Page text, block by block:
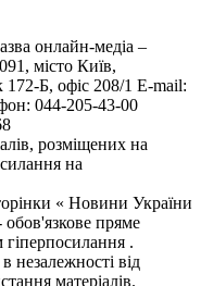
онлайн-медіа –
місто Київ,
Б, офіс 208/1 E-mail:
044-205-43-00
розміщених на
на
« Новини України
обов'язкове пряме
.
незалежності від
матеріалів.